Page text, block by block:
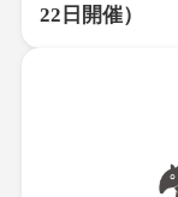
22日開催）